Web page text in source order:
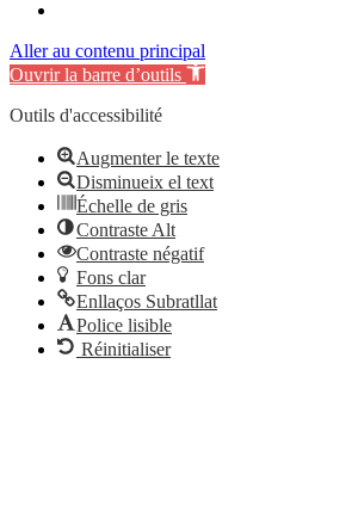
Aller au contenu principal
Ouvrir la barre d’outils
Outils d'accessibilité
Augmenter le texte
Disminueix el text
Échelle de gris
Contraste Alt
Contraste négatif
Fons clar
Enllaços Subratllat
Police lisible
Réinitialiser